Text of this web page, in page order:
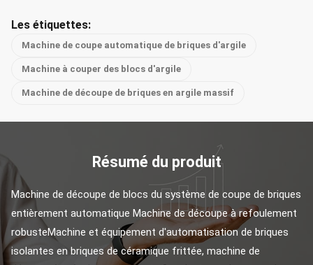
Les étiquettes:
Machine de coupe automatique de briques d'argile
Machine à couper des blocs d'argile
Machine de découpe de briques en argile massif
Résumé du produit
Machine de découpe de blocs du système de coupe de briques
entièrement automatique Machine de découpe à refoulement
robusteMachine et équipement d'automatisation de briques
isolantes en briques de céramique frittée, machine de